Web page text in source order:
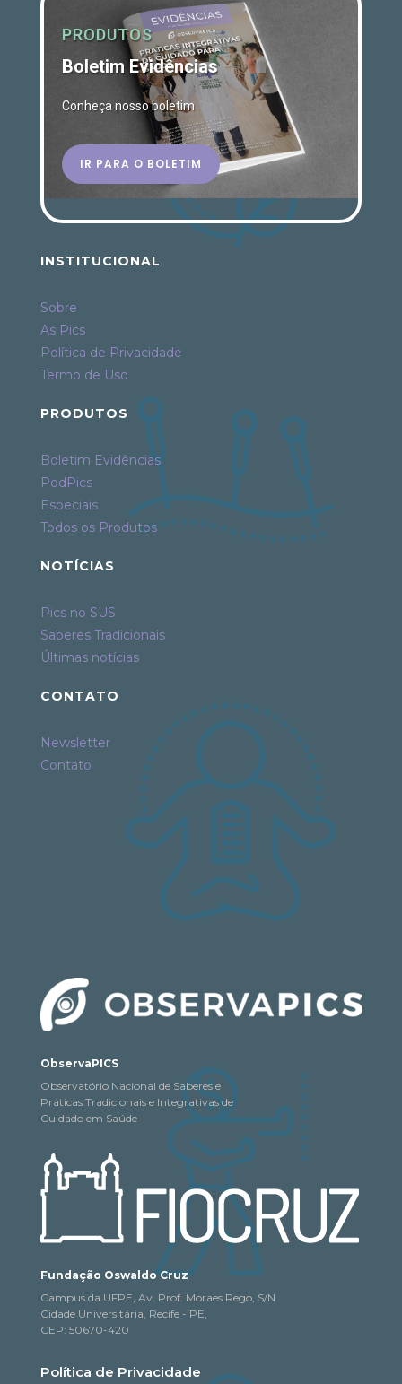
PRODUTOS
Boletim Evidências
Conheça nosso boletim
IR PARA O BOLETIM
INSTITUCIONAL
Sobre
As Pics
Política de Privacidade
Termo de Uso
PRODUTOS
Boletim Evidências
PodPics
Especiais
Todos os Produtos
NOTÍCIAS
Pics no SUS
Saberes Tradicionais
Últimas notícias
CONTATO
Newsletter
Contato
ObservaPICS
Observatório Nacional de Saberes e
Práticas Tradicionais e Integrativas de
Cuidado em Saúde
Fundação Oswaldo Cruz
Campus da UFPE, Av. Prof. Moraes Rego, S/N
Cidade Universitária, Recife - PE,
CEP: 50670-420
Política de Privacidade